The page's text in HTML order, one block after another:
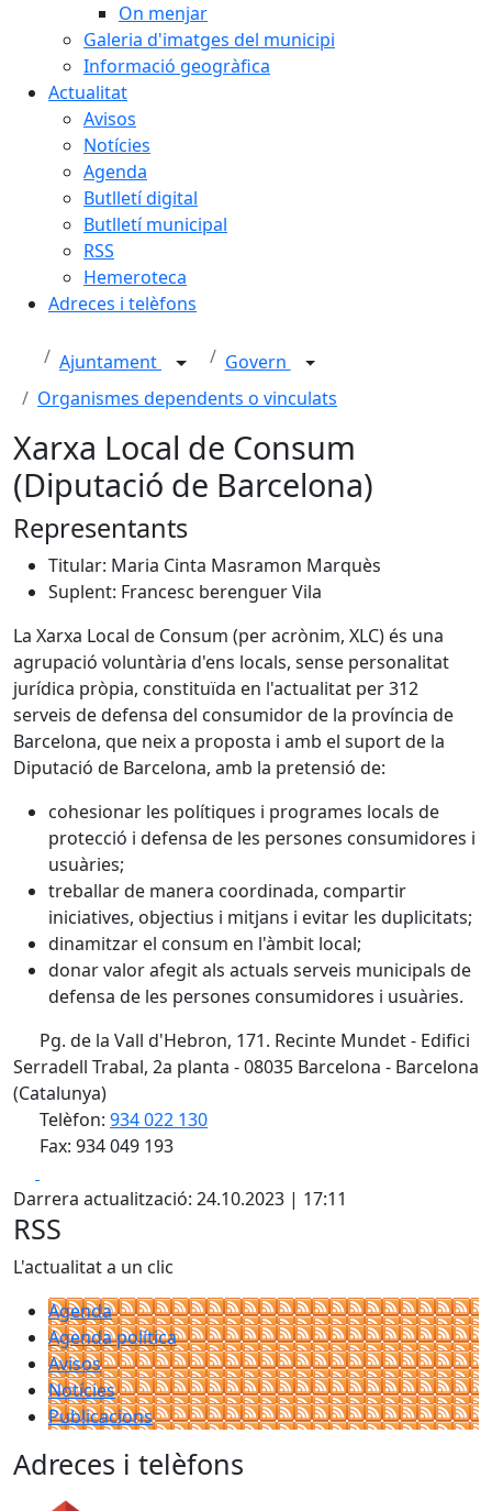
On menjar
Galeria d'imatges del municipi
Informació geogràfica
Actualitat
Avisos
Notícies
Agenda
Butlletí digital
Butlletí municipal
RSS
Hemeroteca
Adreces i telèfons
Ajuntament
Govern
Organismes dependents o vinculats
Xarxa Local de Consum
(Diputació de Barcelona)
Representants
Titular: Maria Cinta Masramon Marquès
Suplent: Francesc berenguer Vila
La Xarxa Local de Consum (per acrònim, XLC) és una
agrupació voluntària d'ens locals, sense personalitat
jurídica pròpia, constituïda en l'actualitat per 312
serveis de defensa del consumidor de la província de
Barcelona, que neix a proposta i amb el suport de la
Diputació de Barcelona, amb la pretensió de:
cohesionar les polítiques i programes locals de
protecció i defensa de les persones consumidores i
usuàries;
treballar de manera coordinada, compartir
iniciatives, objectius i mitjans i evitar les duplicitats;
dinamitzar el consum en l'àmbit local;
donar valor afegit als actuals serveis municipals de
defensa de les persones consumidores i usuàries.
Pg. de la Vall d'Hebron, 171. Recinte Mundet - Edifici
Serradell Trabal, 2a planta - 08035 Barcelona - Barcelona
(Catalunya)
Telèfon: 934 022 130
Fax: 934 049 193
Darrera actualització: 24.10.2023 | 17:11
RSS
L'actualitat a un clic
Agenda
Agenda política
Avisos
Notícies
Publicacions
Adreces i telèfons